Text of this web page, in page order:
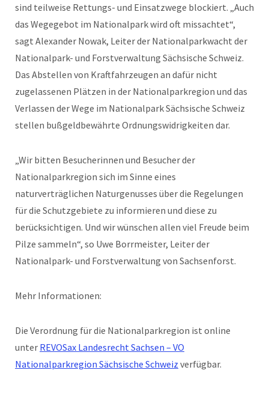
sind teilweise Rettungs- und Einsatzwege blockiert. „Auch
das Wegegebot im Nationalpark wird oft missachtet“,
sagt Alexander Nowak, Leiter der Nationalparkwacht der
Nationalpark- und Forstverwaltung Sächsische Schweiz.
Das Abstellen von Kraftfahrzeugen an dafür nicht
zugelassenen Plätzen in der Nationalparkregion und das
Verlassen der Wege im Nationalpark Sächsische Schweiz
stellen bußgeldbewährte Ordnungswidrigkeiten dar.
„Wir bitten Besucherinnen und Besucher der
Nationalparkregion sich im Sinne eines
naturverträglichen Naturgenusses über die Regelungen
für die Schutzgebiete zu informieren und diese zu
berücksichtigen. Und wir wünschen allen viel Freude beim
Pilze sammeln“, so Uwe Borrmeister, Leiter der
Nationalpark- und Forstverwaltung von Sachsenforst.
Mehr Informationen:
Die Verordnung für die Nationalparkregion ist online
unter REVOSax Landesrecht Sachsen – VO
Nationalparkregion Sächsische Schweiz verfügbar.